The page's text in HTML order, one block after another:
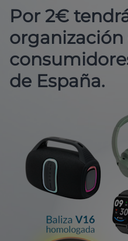
Por 2€
organización
de España.